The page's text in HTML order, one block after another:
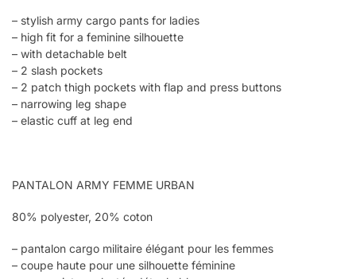
– stylish army cargo pants for ladies
– high fit for a feminine silhouette
– with detachable belt
– 2 slash pockets
– 2 patch thigh pockets with flap and press buttons
– narrowing leg shape
– elastic cuff at leg end
PANTALON ARMY FEMME URBAN
80% polyester, 20% coton
– pantalon cargo militaire élégant pour les femmes
– coupe haute pour une silhouette féminine